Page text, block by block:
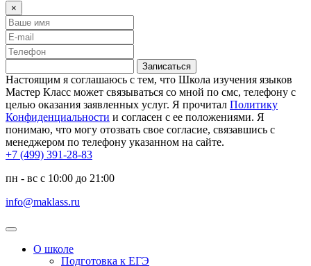
×
Записаться
Настоящим я соглашаюсь с тем, что Школа изучения языков
Мастер Класс может связываться со мной по смс, телефону с
целью оказания заявленных услуг. Я прочитал Политику
Конфиденциальности и согласен с ее положениями. Я
понимаю, что могу отозвать свое согласие, связавшись с
менеджером по телефону указанном на сайте.
+7 (499) 391-28-83
пн - вс с 10:00 до 21:00
info@maklass.ru
О школе
Подготовка к ЕГЭ